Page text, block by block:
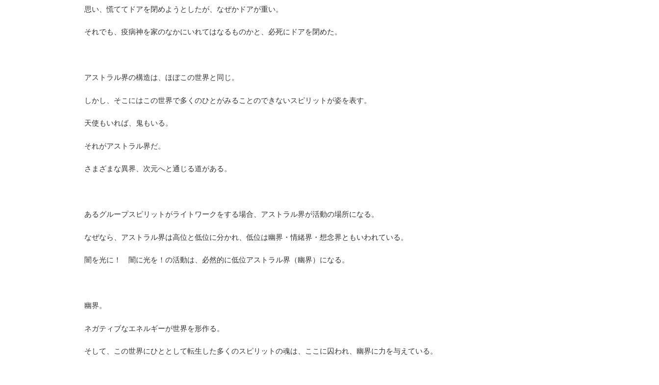
思い、慌ててドアを閉めようとしたが、なぜかドアが重い。
それでも、疫病神を家のなかにいれてはなるものかと、必死にドアを閉めた。
アストラル界の構造は、ほぼこの世界と同じ。
しかし、そこにはこの世界で多くのひとがみることのできないスピリットが姿を表す。
天使もいれば、鬼もいる。
それがアストラル界だ。
さまざまな異界、次元へと通じる道がある。
あるグループスピリットがライトワークをする場合、アストラル界が活動の場所になる。
なぜなら、アストラル界は高位と低位に分かれ、低位は幽界・情緒界・想念界ともいわれている。
闇を光に！ 闇に光を！の活動は、必然的に低位アストラル界（幽界）になる。
幽界。
ネガティブなエネルギーが世界を形作る。
そして、この世界にひととして転生した多くのスピリットの魂は、ここに囚われ、幽界に力を与えている。